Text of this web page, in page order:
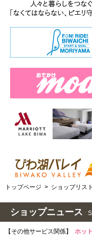
トップページ > ショップリスト
ショップニュース
【その他サービス関係】 ホッ